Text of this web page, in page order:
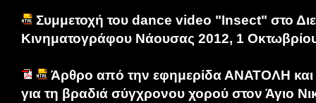
Συμμετοχή του dance video "Insect" στο
Κινηματογράφου Νάουσας 2012, 1
Άρθρo από την εφημερίδα ΑΝΑΤΟΛΗ
για τη βραδιά σύγχρονου χορού στον Άγιο